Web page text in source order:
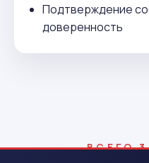
Подтверждение
доверенность
ВСЕГО